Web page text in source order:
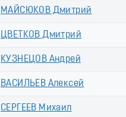
МАЙСЮКОВ Дмитрий
ЦВЕТКОВ Дмитрий
КУЗНЕЦОВ Андрей
ВАСИЛЬЕВ Алексей
СЕРГЕЕВ Михаил